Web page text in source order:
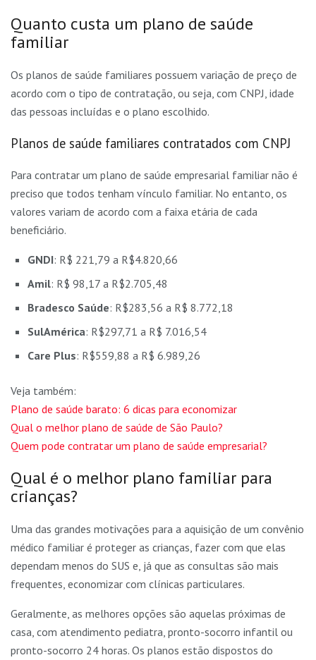
Quanto custa um plano de saúde
familiar
Os planos de saúde familiares possuem variação de preço de
acordo com o tipo de contratação, ou seja, com CNPJ, idade
das pessoas incluídas e o plano escolhido.
Planos de saúde familiares contratados com CNPJ
Para contratar um plano de saúde empresarial familiar não é
preciso que todos tenham vínculo familiar. No entanto, os
valores variam de acordo com a faixa etária de cada
beneficiário.
GNDI: R$ 221,79 a R$4.820,66
Amil: R$ 98,17 a R$2.705,48
Bradesco Saúde: R$283,56 a R$ 8.772,18
SulAmérica: R$297,71 a R$ 7.016,54
Care Plus: R$559,88 a R$ 6.989,26
Veja também:
Plano de saúde barato: 6 dicas para economizar
Qual o melhor plano de saúde de São Paulo?
Quem pode contratar um plano de saúde empresarial?
Qual é o melhor plano familiar para
crianças?
Uma das grandes motivações para a aquisição de um convênio
médico familiar é proteger as crianças, fazer com que elas
dependam menos do SUS e, já que as consultas são mais
frequentes, economizar com clínicas particulares.
Geralmente, as melhores opções são aquelas próximas de
casa, com atendimento pediatra, pronto-socorro infantil ou
pronto-socorro 24 horas. Os planos estão dispostos do